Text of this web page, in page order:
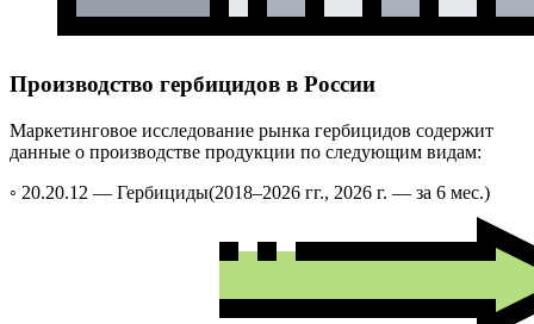
Производство гербицидов в России
Маркетинговое исследование рынка гербицидов содержит
данные о производстве продукции по следующим видам:
◦ 20.20.12 — Гербициды(2018–2026 гг., 2026 г. — за 6 мес.)